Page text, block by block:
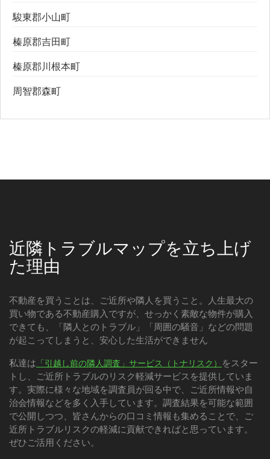
駿東郡小山町
榛原郡吉田町
榛原郡川根本町
周智郡森町
近隣トラブルマップを立ち上げ
た理由
不動産を買うことは、ご近所や隣人を買うこと。人生最大の
買い物である不動産購入ですが、せっかく素敵な物件が購入
できても、「隣人とのトラブル」「周囲の騒音」などの問題
が起こってしまうと、安心した生活ができません
私達は 「引越し前の隣人調査」サービス（トナリスク） をスター
トし、ご近所トラブルのリスク軽減サービスを提供していま
す。実際に様々な地域を調査員が回る中で、ご近所情報や自
治会情報などを多く入手しています。調査結果を可能な範囲
で公開しつつ、皆さんからの口コミ情報も集めることで、ご
近所トラブルリスクの軽減に貢献できればと思っています。
ぜひご活用ください。